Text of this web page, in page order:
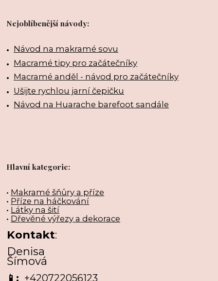
Nejoblíbenější návody:
Návod na makramé sovu
Macramé tipy pro začátečníky
Macramé anděl - návod pro začátečníky
Ušijte rychlou jarní čepičku
Návod na Huarache barefoot sandále
Hlavní kategorie:
• Makramé šňůry a příze
• Příze na háčkování
• Látky na šití
• Dřevěné výřezy a dekorace
Kontakt:
Denisa
Šímová
📱: +420722056123